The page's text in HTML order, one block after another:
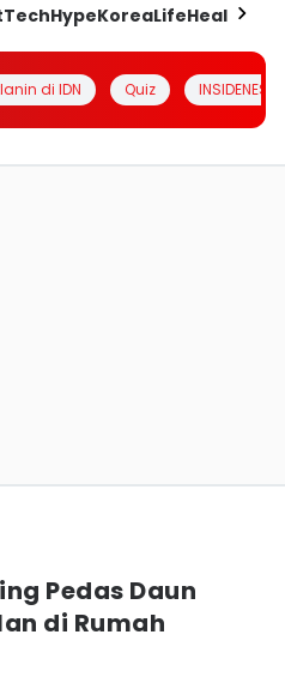
TechHypeKoreaLifeHealth
di IDN Quiz INSIDENESIA
Pedas Daun
di Rumah